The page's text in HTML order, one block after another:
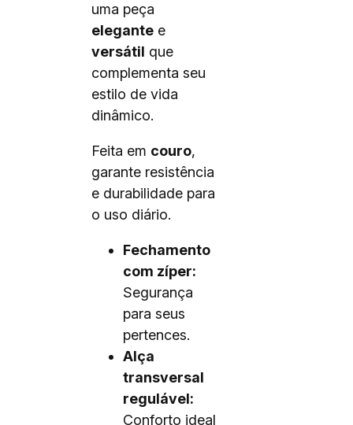
uma peça
elegante e
versátil que
complementa seu
estilo de vida
dinâmico.
Feita em couro,
garante resistência
e durabilidade para
o uso diário.
Fechamento
com zíper:
Segurança
para seus
pertences.
Alça
transversal
regulável:
Conforto ideal